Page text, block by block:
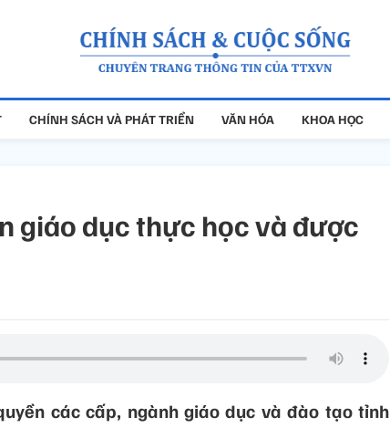
CHÍNH SÁCH VÀ PHÁT TRIỂN VĂN HÓA KHOA HỌC
giáo dục thực học và được
các cấp, ngành giáo dục và đào tạo tỉnh